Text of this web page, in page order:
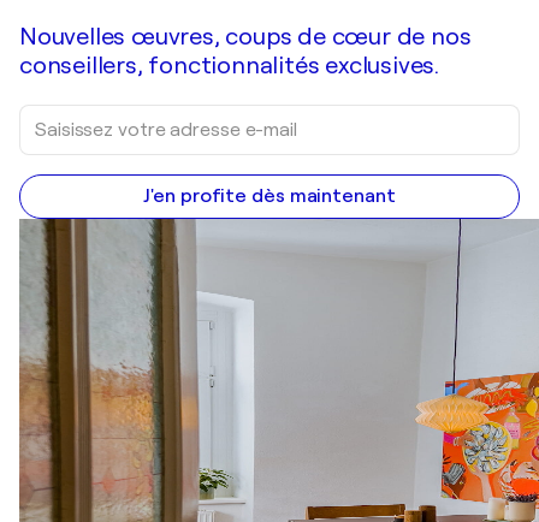
Nouvelles œuvres, coups de cœur de nos
conseillers, fonctionnalités exclusives.
J'en profite dès maintenant